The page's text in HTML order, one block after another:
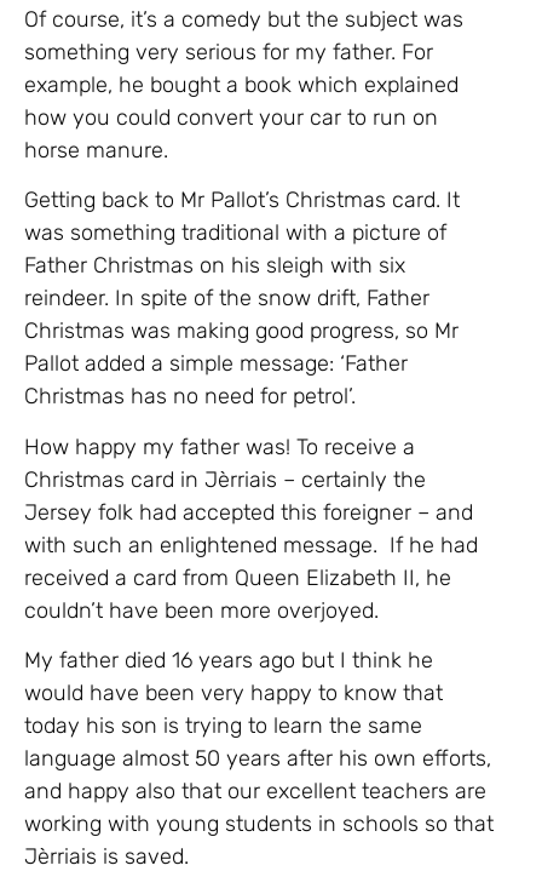
Of course, it’s a comedy but the subject was
something very serious for my father. For
example, he bought a book which explained
how you could convert your car to run on
horse manure.
Getting back to Mr Pallot’s Christmas card. It
was something traditional with a picture of
Father Christmas on his sleigh with six
reindeer. In spite of the snow drift, Father
Christmas was making good progress, so Mr
Pallot added a simple message: ‘Father
Christmas has no need for petrol’.
How happy my father was! To receive a
Christmas card in Jèrriais – certainly the
Jersey folk had accepted this foreigner – and
with such an enlightened message. If he had
received a card from Queen Elizabeth II, he
couldn’t have been more overjoyed.
My father died 16 years ago but I think he
would have been very happy to know that
today his son is trying to learn the same
language almost 50 years after his own efforts,
and happy also that our excellent teachers are
working with young students in schools so that
Jèrriais is saved.